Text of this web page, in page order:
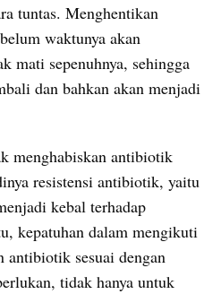
tuntas. Menghentikan
waktunya akan
mati sepenuhnya, sehingga
dan bahkan akan menjadi
menghabiskan antibiotik
resistensi antibiotik, yaitu
kebal terhadap
kepatuhan dalam mengikuti
antibiotik sesuai dengan
tidak hanya untuk